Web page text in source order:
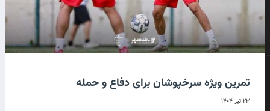
تمرین ویژه سرخپوشان برای دفاع و حمله
۲۳ تیر ۱۴۰۴